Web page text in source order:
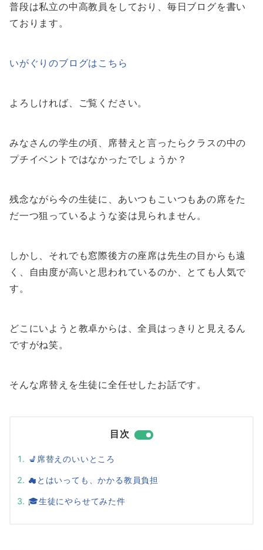
普段は私立の中高教員をしており、毎日ブログを書い
ております。
いがぐりのブログはこちら
よろしければ、ご覧ください。
みなさんの学生の頃、席替えと言ったらクラスの中の
プチイベントではなかったでしょうか？
残念ながら今の生徒に、あいつもこいつもあの席をた
だ一つ狙っているような姿は見られません。
しかし、それでも窓際後方の座席は先生の目からも遠
く、自由度が高いと思われているのか、とても人気で
す。
どこにいようと教卓からは、全員はっきりと見えるん
ですがね笑。
そんな席替えを生徒に全任せしたお話です。
目次
💺席替えのいいところ
☁とはいっても、かかる教員負担
🎓生徒にやらせてみた件